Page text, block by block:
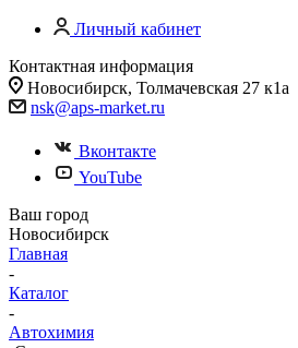
Личный кабинет
Контактная информация
Новосибирск, Толмачевская 27 к1а
nsk@aps-market.ru
Вконтакте
YouTube
Ваш город
Новосибирск
Главная
-
Каталог
-
Автохимия